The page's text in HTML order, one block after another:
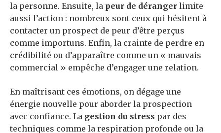
la personne. Ensuite, la peur de déranger limite
aussi l’action : nombreux sont ceux qui hésitent à
contacter un prospect de peur d’être perçus
comme importuns. Enfin, la crainte de perdre en
crédibilité ou d’apparaître comme un « mauvais
commercial » empêche d’engager une relation.
En maîtrisant ces émotions, on dégage une
énergie nouvelle pour aborder la prospection
avec confiance. La gestion du stress par des
techniques comme la respiration profonde ou la